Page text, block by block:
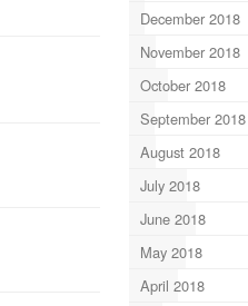
December 2018
November 2018
October 2018
September 2018
August 2018
July 2018
June 2018
May 2018
April 2018